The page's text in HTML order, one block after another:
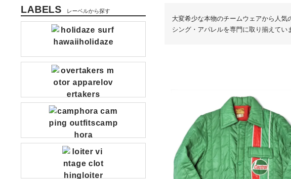
大変希少な本物のチームウェアから人
シング・アパレルを専門に取り揃えてい
LABELS レーベルから探す